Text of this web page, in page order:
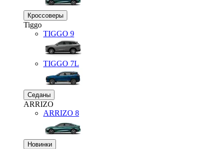
Кроссоверы
Tiggo
TIGGO 9
TIGGO 7L
Седаны
ARRIZO
ARRIZO 8
Новинки